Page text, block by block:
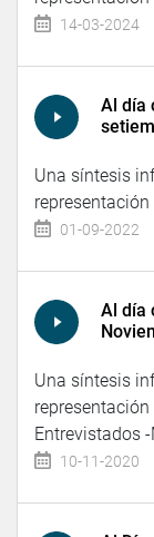
14-03-2024
Al día
Una síntesis
01-09-2022
Al día
Una síntesis
Entrevistados
10-11-2020